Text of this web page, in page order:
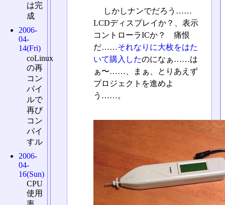
しかしナンでだろう……
LCDディスプレイか？、表示
コントローラICか？ 痛恨
だ……それなりに大枚をはた
いて購入したのになぁ……は
ぁ〜……、まぁ、とりあえず
プロジェクトを進めよ
う……。
は完
成
2006-
04-
14(Fri)
coLinux
の再
コン
パイ
ルで
再び
コン
パイ
すル
2006-
04-
16(Sun)
CPU
使用